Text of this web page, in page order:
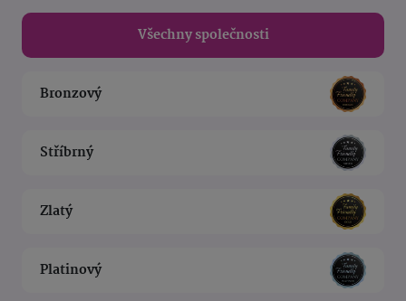
Všechny společnosti
Bronzový
Stříbrný
Zlatý
Platinový